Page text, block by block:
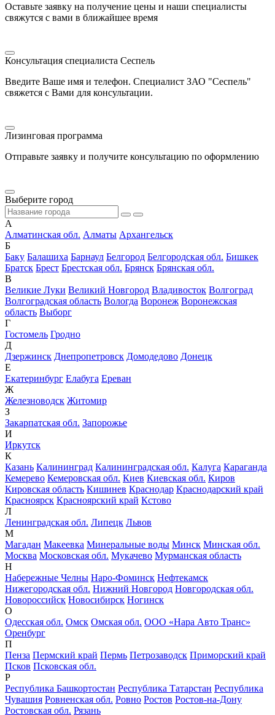
Оставьте заявку на получение цены и наши специалисты
свяжутся с вами в ближайшее время
Консультация специалиста Сеспель
Введите Ваше имя и телефон. Специалист ЗАО "Сеспель"
свяжется с Вами для консультации.
Лизинговая программа
Отправьте заявку и получите консультацию по оформлению
Выберите город
А
Алматинская обл. Алматы Архангельск
Б
Баку Балашиха Барнаул Белгород Белгородская обл. Бишкек
Братск Брест Брестская обл. Брянск Брянская обл.
В
Великие Луки Великий Новгород Владивосток Волгоград
Волгоградская область Вологда Воронеж Воронежская
область Выборг
Г
Гостомель Гродно
Д
Дзержинск Днепропетровск Домодедово Донецк
Е
Екатеринбург Елабуга Ереван
Ж
Железноводск Житомир
З
Закарпатская обл. Запорожье
И
Иркутск
К
Казань Калининград Калининградская обл. Калуга Караганда
Кемерево Кемеровская обл. Киев Киевская обл. Киров
Кировская область Кишинев Краснодар Краснодарский край
Красноярск Красноярский край Кстово
Л
Ленинградская обл. Липецк Львов
М
Магадан Макеевка Минеральные воды Минск Минская обл.
Москва Московская обл. Мукачево Мурманская область
Н
Набережные Челны Наро-Фоминск Нефтекамск
Нижегородская обл. Нижний Новгород Новгородская обл.
Новороссийск Новосибирск Ногинск
О
Одесская обл. Омск Омская обл. ООО «Нара Авто Транс»
Оренбург
П
Пенза Пермский край Пермь Петрозаводск Приморский край
Псков Псковская обл.
Р
Республика Башкортостан Республика Татарстан Республика
Чувашия Ровненская обл. Ровно Ростов Ростов-на-Дону
Ростовская обл. Рязань